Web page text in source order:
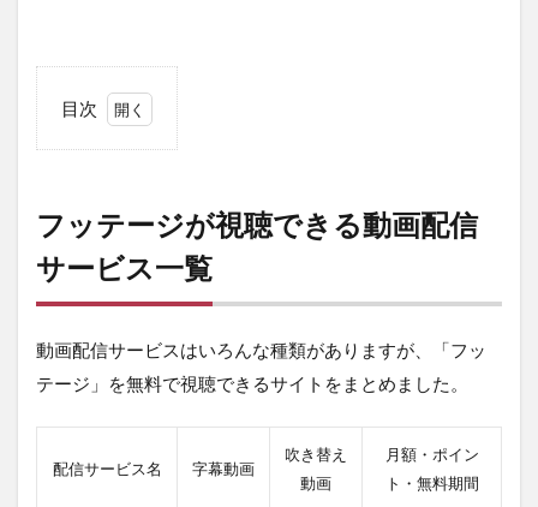
目次
テ
ー
視
で
る
配
フッテージが視聴できる動画配信
サービス一覧
動画配信サービスはいろんな種類がありますが、「フッ
テージ」を無料で視聴できるサイトをまとめました。
配信サービス名 字幕動画
吹き替え
動画
月額・ポイン
ト・無料期間